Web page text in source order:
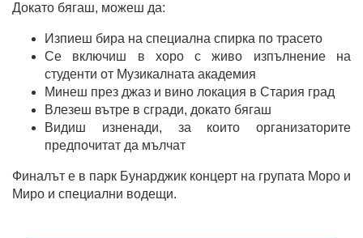
Докато бягаш, можеш да:
Изпиеш бира на специална спирка по трасето
Се включиш в хоро с живо изпълнение на
студенти от Музикалната академия
Минеш през джаз и вино локация в Стария град
Влезеш вътре в сгради, докато бягаш
Видиш изненади, за които организаторите
предпочитат да мълчат
Финалът е в парк Бунарджик концерт на групата Моро и
Миро и специални водещи.